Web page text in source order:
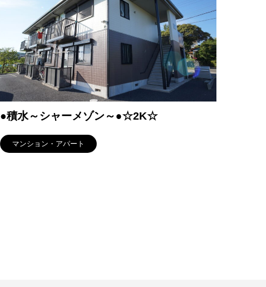
●積水～シャーメゾン～●☆2K☆
マンション・アパート